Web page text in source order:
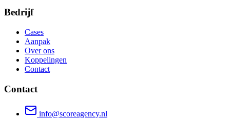
Bedrijf
Cases
Aanpak
Over ons
Koppelingen
Contact
Contact
info@scoreagency.nl